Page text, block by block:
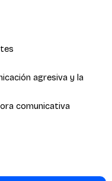
agresiva y la
comunicativa